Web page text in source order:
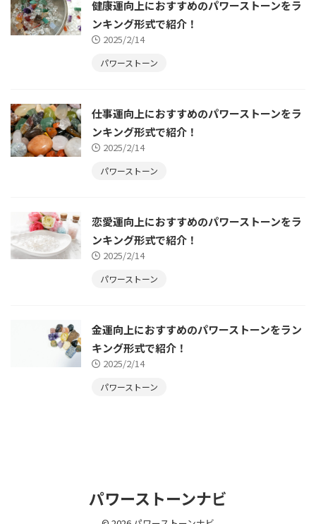
健康運向上におすすめのパワーストーンをラ
ンキング形式で紹介！
2025/2/14
パワーストーン
仕事運向上におすすめのパワーストーンをラ
ンキング形式で紹介！
2025/2/14
パワーストーン
恋愛運向上におすすめのパワーストーンをラ
ンキング形式で紹介！
2025/2/14
パワーストーン
金運向上におすすめのパワーストーンをラン
キング形式で紹介！
2025/2/14
パワーストーン
パワーストーンナビ